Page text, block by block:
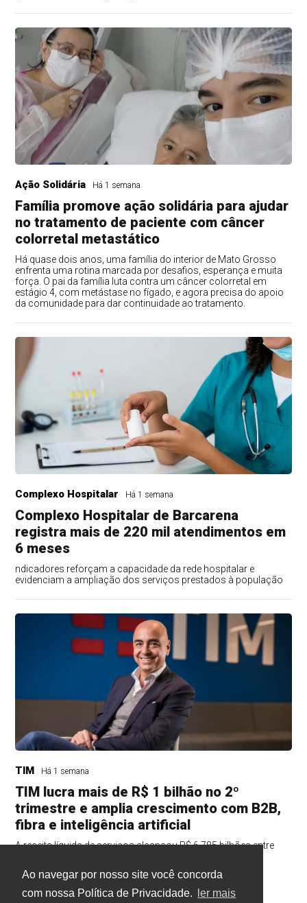
Ao navegar por nosso site você concorda
com nossa Política de Privacidade.
ler mais
Ação Solidária Há 1 semana
Família promove ação solidária para ajudar
no tratamento de paciente com câncer
colorretal metastático
Há quase dois anos, uma família do interior de Mato Grosso
enfrenta uma rotina marcada por desafios, esperança e muita
força. O pai da família luta contra um câncer colorretal em
estágio 4, com metástase no fígado, e agora precisa do apoio
da comunidade para dar continuidade ao tratamento.
Complexo Hospitalar Há 1 semana
Complexo Hospitalar de Barcarena
registra mais de 220 mil atendimentos em
6 meses
ndicadores reforçam a capacidade da rede hospitalar e
evidenciam a ampliação dos serviços prestados à população
TIM Há 1 semana
TIM lucra mais de R$ 1 bilhão no 2º
trimestre e amplia crescimento com B2B,
fibra e inteligência artificial
A receita líquida de serviços alcançou R$ 6,785 bilhões entre